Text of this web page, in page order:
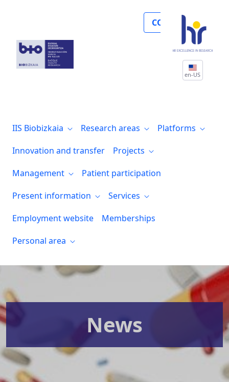
COLLABORATE
en-US
IIS Biobizkaia Research areas
Platforms
Innovation and transfer
Projects
Management
Patient participation
Present information
Services
Employment website
Memberships
Personal area
News